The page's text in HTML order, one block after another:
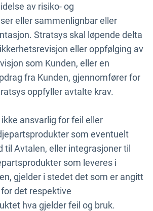
av risiko- og
eller sammenlignbar eller
Stratsys skal løpende delta
eller oppfølging av
som Kunden, eller en
fra Kunden, gjennomfører for
oppfyller avtalte krav.
ansvarlig for feil eller
som eventuelt
til Avtalen, eller integrasjoner til
som leveres i
gjelder i stedet det som er angitt
det respektive
hva gjelder feil og bruk.